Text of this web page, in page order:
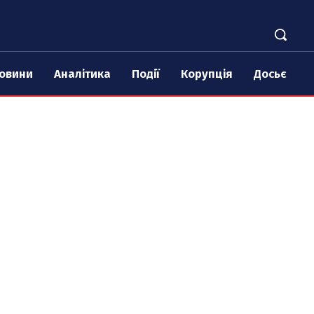
Аналітика Події Корупція Досьє